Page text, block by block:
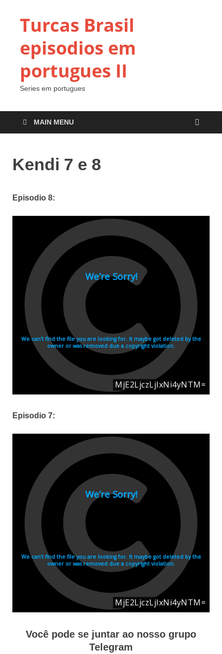
Turcas Brasil
episodios em
portugues II
Series em portugues
MAIN MENU
Kendi 7 e 8
Episodio 8:
Episodio 7:
Você pode se juntar ao nosso grupo
Telegram